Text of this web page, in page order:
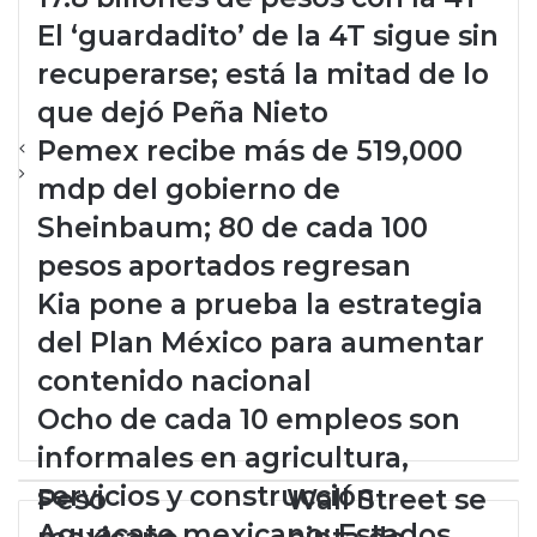
recuperarse; está la mitad de lo
que dejó Peña Nieto
Pemex recibe más de 519,000
mdp del gobierno de
Sheinbaum; 80 de cada 100
pesos aportados regresan
Kia pone a prueba la estrategia
del Plan México para aumentar
contenido nacional
Ocho de cada 10 empleos son
informales en agricultura,
servicios y construcción
Aguacate mexicano: Estados
Unidos reanuda inspecciones
P
Peso
W
Wall Street se